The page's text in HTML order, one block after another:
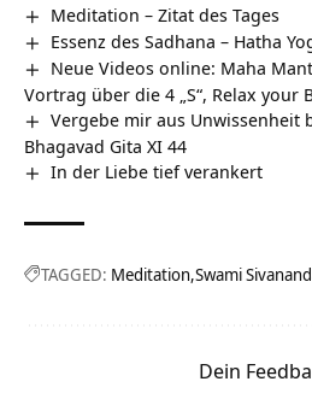
Meditation – Zitat des Tages
Essenz des Sadhana – Hatha
Neue Videos online: Maha
Vortrag über die 4 „S“, Relax your
Vergebe mir aus Unwissenheit
Bhagavad Gita XI 44
In der Liebe tief verankert
TAGGED: Meditation Swami
Dein